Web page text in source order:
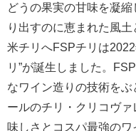
どうの果実の甘味を凝
り出すのに恵まれた風
米チリへFSPチリは
リ”が誕生しました。
なワイン造りの技術を
ールのチリ・クリコヴ
味しさとコスパ最強の